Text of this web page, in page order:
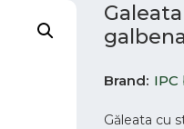
Brand IPC
Găleata cu